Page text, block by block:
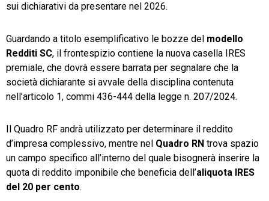
sui dichiarativi da presentare nel 2026.
Guardando a titolo esemplificativo le bozze del modello
Redditi SC, il frontespizio contiene la nuova casella IRES
premiale, che dovrà essere barrata per segnalare che la
società dichiarante si avvale della disciplina contenuta
nell’articolo 1, commi 436-444 della legge n. 207/2024.
Il Quadro RF andrà utilizzato per determinare il reddito
d’impresa complessivo, mentre nel Quadro RN trova spazio
un campo specifico all’interno del quale bisognerà inserire la
quota di reddito imponibile che beneficia dell’aliquota IRES
del 20 per cento.